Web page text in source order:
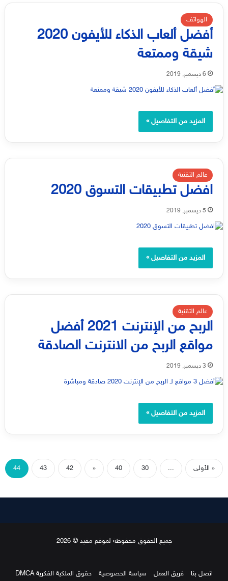
الهواتف
أفضل ألعاب الذكاء للأيفون 2020
شيقة وممتعة
6 ديسمبر, 2019
المزيد من التفاصيل »
عالم التقنية
افضل تطبيقات التسوق 2020
5 ديسمبر, 2019
المزيد من التفاصيل »
عالم التقنية
الربح من الإنترنت 2021 أفضل
مواقع الربح من الانترنت الصادقة
3 ديسمبر, 2019
المزيد من التفاصيل »
« الأولى ...
30
40
«
42
43
44
جميع الحقوق محفوظة لموقع مفيد © 2026
اتصل بنا فريق العمل سياسة الخصوصية حقوق الملكية الفكرية DMCA